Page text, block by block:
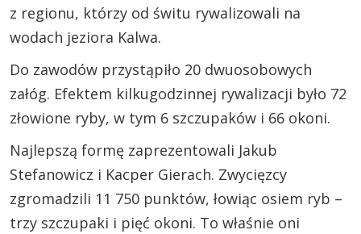
z regionu, którzy od świtu rywalizowali na
wodach jeziora Kalwa.
Do zawodów przystąpiło 20 dwuosobowych
załóg. Efektem kilkugodzinnej rywalizacji było 72
złowione ryby, w tym 6 szczupaków i 66 okoni.
Najlepszą formę zaprezentowali Jakub
Stefanowicz i Kacper Gierach. Zwycięzcy
zgromadzili 11 750 punktów, łowiąc osiem ryb –
trzy szczupaki i pięć okoni. To właśnie oni